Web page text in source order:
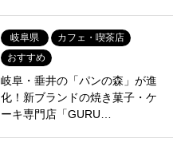
岐阜県
カフェ・喫茶店
おすすめ
岐阜・垂井の「パンの森」が進
化！新ブランドの焼き菓子・ケ
ーキ専門店「GURU…